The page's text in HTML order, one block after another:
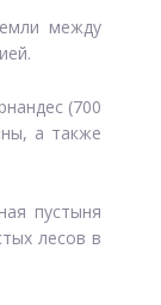
между
(700
а также
пустыня
лесов в